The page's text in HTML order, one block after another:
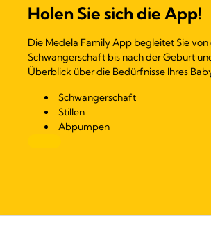
Holen Sie sich die App!
Die Medela Family App begleitet Sie von
Schwangerschaft bis nach der Geburt
Überblick über die Bedürfnisse Ihres
Schwangerschaft
Stillen
Abpumpen